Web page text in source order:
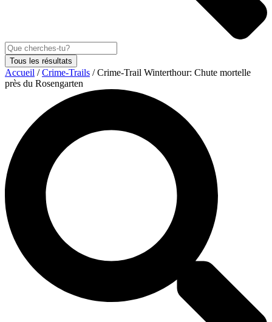
Tous les résultats
Accueil /Crime-Trails / Crime-Trail Winterthour: Chute mortelle
près du Rosengarten